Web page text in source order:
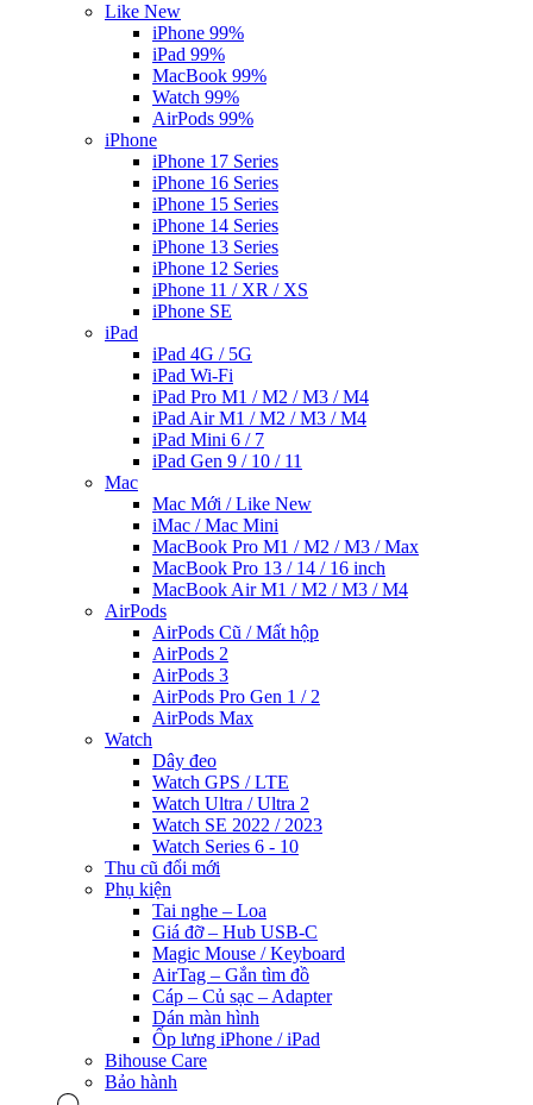
Like New
iPhone 99%
iPad 99%
MacBook 99%
Watch 99%
AirPods 99%
iPhone
iPhone 17 Series
iPhone 16 Series
iPhone 15 Series
iPhone 14 Series
iPhone 13 Series
iPhone 12 Series
iPhone 11 / XR / XS
iPhone SE
iPad
iPad 4G / 5G
iPad Wi-Fi
iPad Pro M1 / M2 / M3 / M4
iPad Air M1 / M2 / M3 / M4
iPad Mini 6 / 7
iPad Gen 9 / 10 / 11
Mac
Mac Mới / Like New
iMac / Mac Mini
MacBook Pro M1 / M2 / M3 / Max
MacBook Pro 13 / 14 / 16 inch
MacBook Air M1 / M2 / M3 / M4
AirPods
AirPods Cũ / Mất hộp
AirPods 2
AirPods 3
AirPods Pro Gen 1 / 2
AirPods Max
Watch
Dây đeo
Watch GPS / LTE
Watch Ultra / Ultra 2
Watch SE 2022 / 2023
Watch Series 6 - 10
Thu cũ đổi mới
Phụ kiện
Tai nghe – Loa
Giá đỡ – Hub USB-C
Magic Mouse / Keyboard
AirTag – Gắn tìm đồ
Cáp – Củ sạc – Adapter
Dán màn hình
Ốp lưng iPhone / iPad
Bihouse Care
Bảo hành